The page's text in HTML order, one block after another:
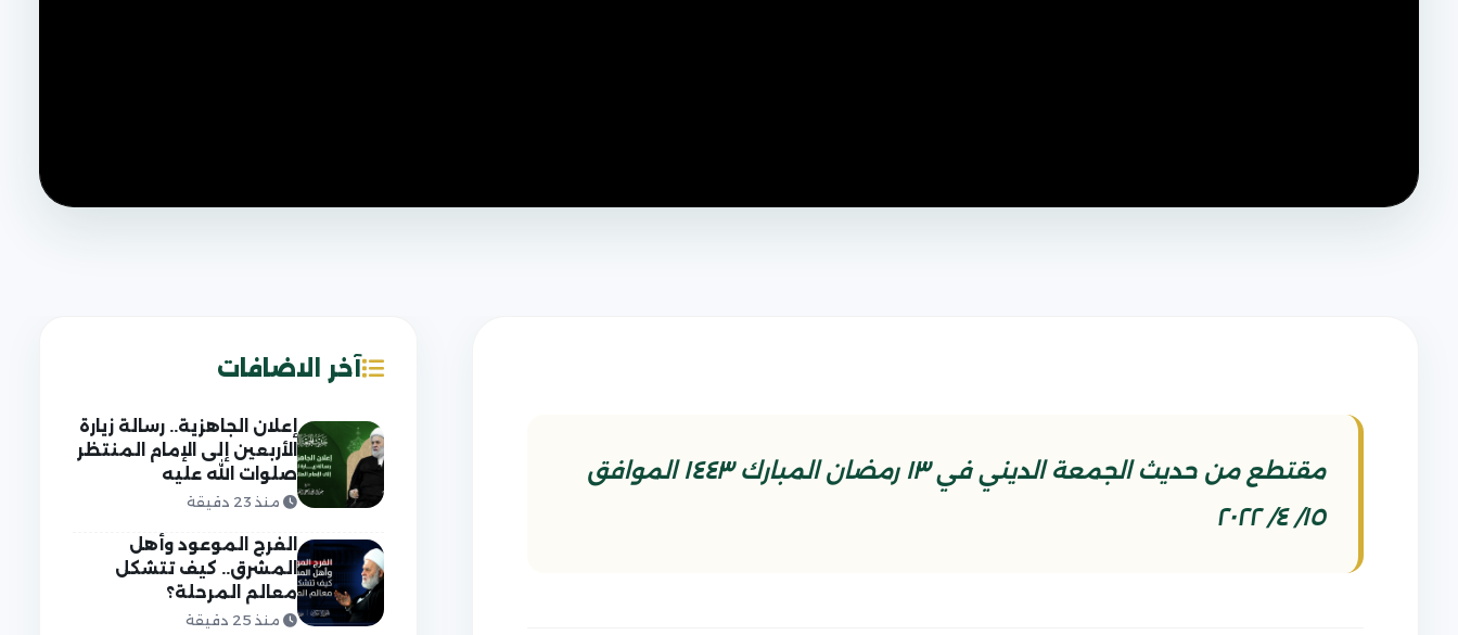
مقتطع من حديث الجمعة الديني في ١٣ رمضان المبارك ١٤٤٣ الموافق
١٥/ ٤/ ٢٠٢٢
آخر الاضافات
إعلان الجاهزية.. رسالة زيارة
الأربعين إلى الإمام المنتظر
صلوات الله عليه
منذ 23 دقيقة
الفرج الموعود وأهل
المشرق.. كيف تتشكل
معالم المرحلة؟
منذ 25 دقيقة